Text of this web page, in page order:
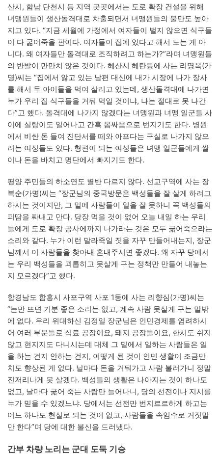
산시, 함남 단천시 등 지역 곳곳에서는 도로 확장 건설을 위해
녀맹원들이 생산돌격대로 차출되면서 녀맹원들의 불만도 높아
지고 있다. “지금 세월에 가정에서 여자들이 벌지 않으면 식구들
이 다 굶어죽을 판이다. 여자들이 집에 있다고 해서 노는 게 아
니다. 왜 여자들만 돌격대로 조직하려고 하는가?”라며 녀맹원들
의 반발이 만만치 않은 것이다. 혜산시 혜탄동에 사는 리명옥(가
명)씨는 “집에서 앓고 있는 남편 대신에 내가 시장에 나가 장사
를 해서 두 아이들을 먹여 살리고 있는데, 생산돌격대에 나가면
누가 우리 집 식구들을 거둬 먹일 것이냐, 나는 절대로 못 나간
다”고 했다. 돌격대에 나가지 않겠다는 녀맹원과 녀맹 일군들 사
이에 실랑이도 일어나고 간혹 몸싸움으로 번지기도 한다. 병원
에서 비싼 돈 들여 진단서를 떼와 아프다는 구실로 나가지 않으
려는 여성들도 있다. 형편이 되는 여성들은 녀맹 일군들에게 쌀
이나 돈을 바치고 명단에서 빠지기도 한다.
평양 주민들의 하소연도 별반 다르지 않다. 선교구역에 사는 장
복순(가명)씨는 “장군님의 중국방문은 백성들을 잘 살게 하려고
하시는 것이지만, 그 밑에 사람들이 일을 잘 못하니 꼭 백성들의
피땀을 짜내고 만다. 당장 먹을 것이 없어 오늘 내일 하는 우리
들에게 도로 확장 공사에까지 나가라는 것은 모두 굶어죽으라는
소리와 같다. 누가 이런 말라죽일 짓을 자꾸 만들어내는지, 장군
님께서 이 사람들을 찾아내 혼내주시면 좋겠다. 왜 자꾸 당에서
는 우리 백성들을 괴롭히고 못살게 구는 정책만 만들어 내놓는
지 모르겠다”고 했다.
함경남도 함흥시 사포구역 사포 1동에 사는 리향심(가명)씨는
“눈만 뜨면 기분 좋은 소리는 없고, 계속 사람 못살게 구는 말밖
에 없다. 우리 위대하신 김정일 장군님은 인민경제를 염려하시
어 여러 부문들로 식료 공장이요, 돼지 공장들이요, 한시도 쉬지
않고 현지지도 다니시는데 대체 그 밑에서 일하는 사람들은 일
을 하는 건지 안하는 건지, 어떻게 된 것이 인민 생활이 조금만
치도 향상된 게 없다. 날마다 돈을 거둬가고 사람 불러가니 정말
진저리나게 못 살겠다. 백성들의 생활은 나아지는 것이 하나도
없고, 날마다 굶어 죽는 사람만 늘어나니, 당의 선전이나 지시를
누가 믿을 수 있겠느냐. 당에서는 선전만 번지르르하게 하고는
어느 하나도 현실로 되는 것이 없고, 사람들을 속임수로 거짓말
만 한다”며 당에 대한 불신을 드러냈다.
간부 차량 노리는 군대 도둑 기승